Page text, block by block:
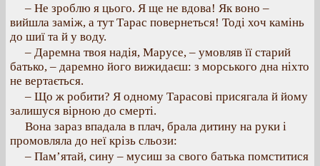
– Не зроблю я цього. Я ще не вдова! Як воно –
вийшла заміж, а тут Тарас повернеться! Тоді хоч камінь
до шиї та й у воду.
– Даремна твоя надія, Марусе, – умовляв її старий
батько, – даремно його вижидаєш: з морського дна ніхто
не вертається.
– Що ж робити? Я одному Тарасові присягала й йому
залишуся вірною до смерті.
Вона зараз впадала в плач, брала дитину на руки і
промовляла до неї крізь сльози:
– Пам’ятай, сину – мусиш за свого батька помститися